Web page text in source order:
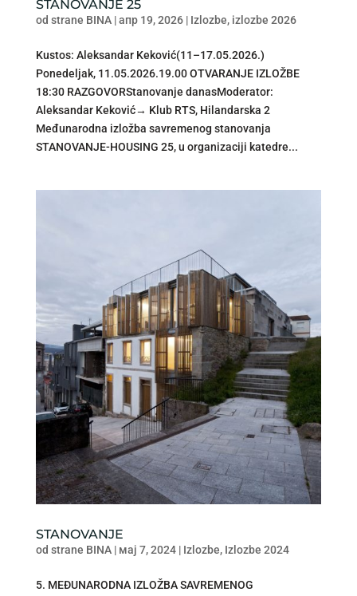
STANOVANJE 25
od strane BINA|апр 19, 2026| Izlozbe, izlozbe 2026
Kustos: Aleksandar Keković(11–17.05.2026.)
Ponedeljak, 11.05.2026.19.00 OTVARANJE IZLOŽBE
18:30 RAZGOVORStanovanje danasModerator:
Aleksandar Keković→ Klub RTS, Hilandarska 2
Međunarodna izložba savremenog stanovanja
STANOVANJE-HOUSING 25, u organizaciji katedre...
STANOVANJE
od strane BINA| мај 7, 2024| Izlozbe, Izlozbe 2024
5. MEĐUNARODNA IZLOŽBA SAVREMENOG